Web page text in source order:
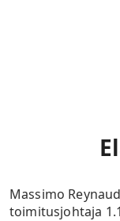
Massimo
toimitusjohtaja